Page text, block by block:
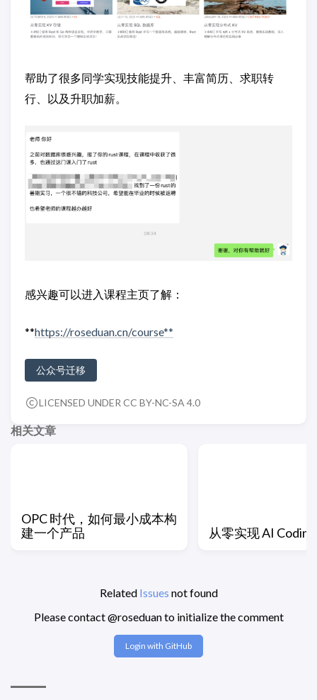
帮助了很多同学实现技能提升、丰富简历、求职转
行、以及升职加薪。
感兴趣可以进入课程主页了解：
**https://roseduan.cn/course**
公众号迁移
LICENSED UNDER CC BY-NC-SA 4.0
相关文章
OPC 时代，如何最小成本构
建一个产品
从零实现 AI
Related Issues not found
Please contact @roseduan to initialize the comment
Login with GitHub